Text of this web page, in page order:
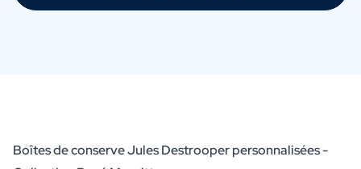
Boîtes de conserve Jules Destrooper personnalisées -